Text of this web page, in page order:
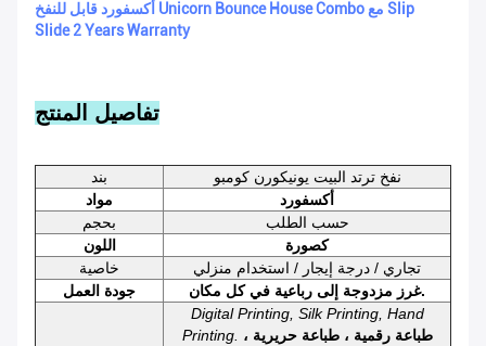
أكسفورد قابل للنفخ Unicorn Bounce House Combo مع Slip
Slide 2 Years Warranty
تفاصيل المنتج
بند
نفخ ترتد البيت يونيكورن كومبو
مواد
أكسفورد
بحجم
حسب الطلب
اللون
كصورة
خاصية
تجاري / درجة إيجار / استخدام منزلي
جودة العمل
غرز مزدوجة إلى رباعية في كل مكان.
Digital Printing, Silk Printing, Hand
Printing. طباعة رقمية ، طباعة حريرية ،